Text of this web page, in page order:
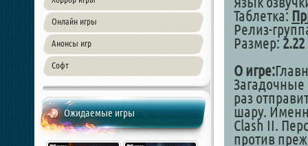
Онлайн игры
Анонсы игр
Софт
Ожидаемые игры
Таблетка:
Релиз-
Размер: 2.22
О игре:
Загадочные
раз
шару.
Clash II.
против